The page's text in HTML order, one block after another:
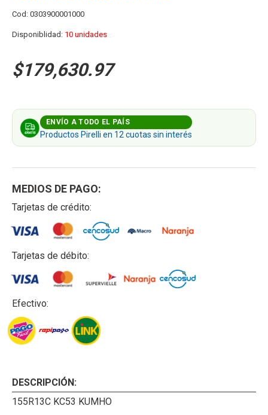
Cod: 0303900001000
Disponiblidad: 10 unidades
$179,630.97
ENVÍO A TODO EL PAÍS
Productos Pirelli en 12 cuotas sin interés
MEDIOS DE PAGO:
Tarjetas de crédito:
Tarjetas de débito:
Efectivo:
DESCRIPCIÓN:
155R13C KC53 KUMHO